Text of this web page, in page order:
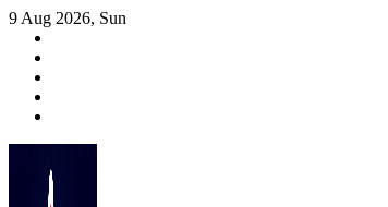
Skip
content
9 Aug 2026, Sun